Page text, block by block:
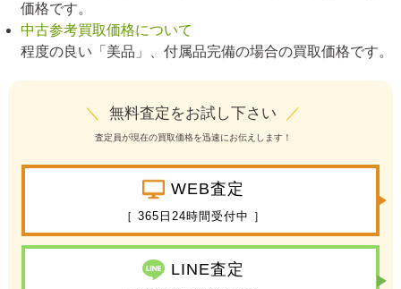
価格です。
中古参考買取価格について
程度の良い「美品」、付属品完備の場合の買取価格です。
＼ 無料査定をお試し下さい ／
査定員が現在の買取価格を迅速にお伝えします！
WEB査定
［ 365日24時間受付中 ］
LINE査定